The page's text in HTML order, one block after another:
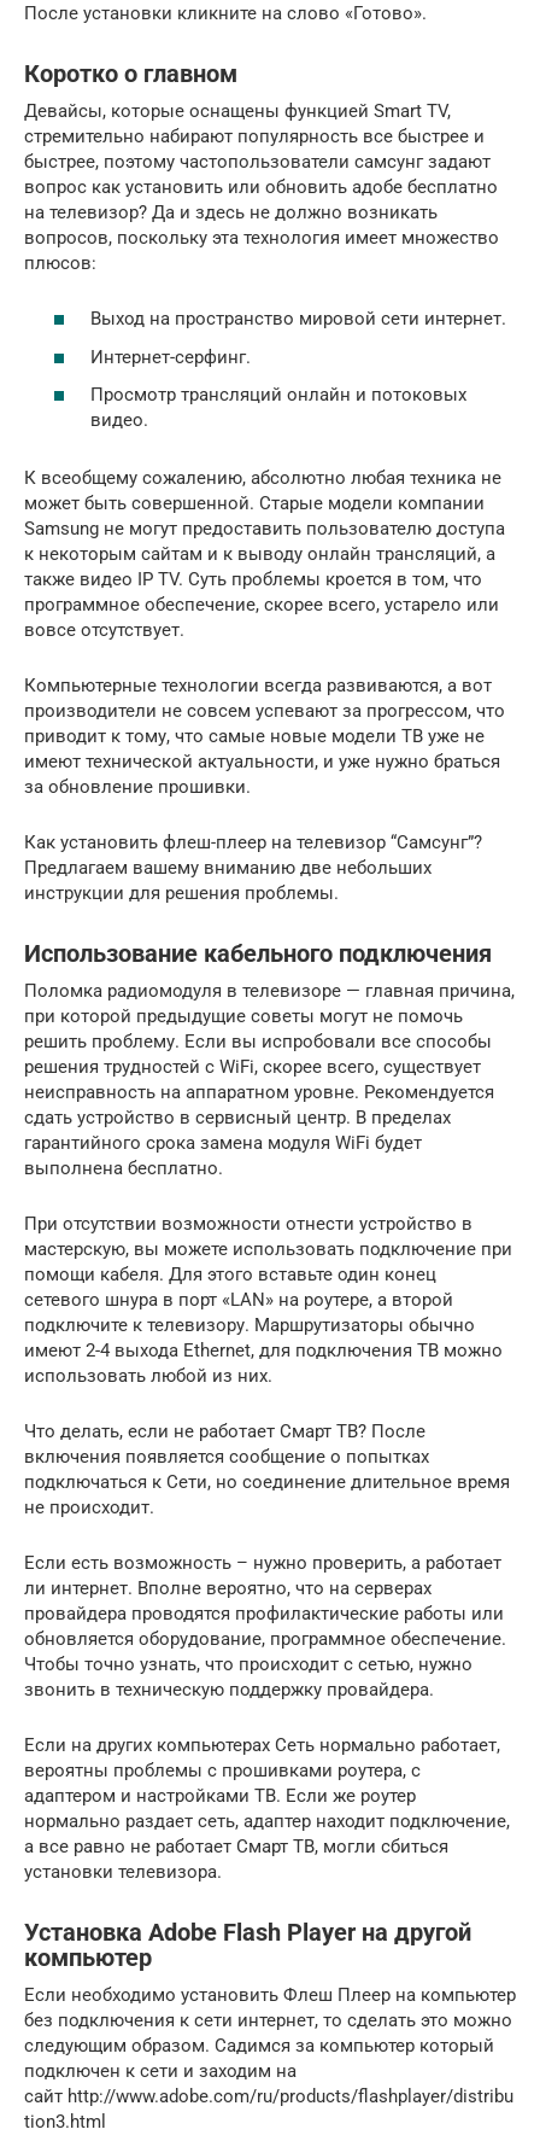
После установки кликните на слово «Готово».
Коротко о главном
Девайсы, которые оснащены функцией Smart TV,
стремительно набирают популярность все быстрее и
быстрее, поэтому частопользователи самсунг задают
вопрос как установить или обновить адобе бесплатно
на телевизор? Да и здесь не должно возникать
вопросов, поскольку эта технология имеет множество
плюсов:
Выход на пространство мировой сети интернет.
Интернет-серфинг.
Просмотр трансляций онлайн и потоковых
видео.
К всеобщему сожалению, абсолютно любая техника не
может быть совершенной. Старые модели компании
Samsung не могут предоставить пользователю доступа
к некоторым сайтам и к выводу онлайн трансляций, а
также видео IP TV. Суть проблемы кроется в том, что
программное обеспечение, скорее всего, устарело или
вовсе отсутствует.
Компьютерные технологии всегда развиваются, а вот
производители не совсем успевают за прогрессом, что
приводит к тому, что самые новые модели ТВ уже не
имеют технической актуальности, и уже нужно браться
за обновление прошивки.
Как установить флеш-плеер на телевизор “Самсунг”?
Предлагаем вашему вниманию две небольших
инструкции для решения проблемы.
Использование кабельного подключения
Поломка радиомодуля в телевизоре — главная причина,
при которой предыдущие советы могут не помочь
решить проблему. Если вы испробовали все способы
решения трудностей с WiFi, скорее всего, существует
неисправность на аппаратном уровне. Рекомендуется
сдать устройство в сервисный центр. В пределах
гарантийного срока замена модуля WiFi будет
выполнена бесплатно.
При отсутствии возможности отнести устройство в
мастерскую, вы можете использовать подключение при
помощи кабеля. Для этого вставьте один конец
сетевого шнура в порт «LAN» на роутере, а второй
подключите к телевизору. Маршрутизаторы обычно
имеют 2-4 выхода Ethernet, для подключения ТВ можно
использовать любой из них.
Что делать, если не работает Смарт ТВ? После
включения появляется сообщение о попытках
подключаться к Сети, но соединение длительное время
не происходит.
Если есть возможность – нужно проверить, а работает
ли интернет. Вполне вероятно, что на серверах
провайдера проводятся профилактические работы или
обновляется оборудование, программное обеспечение.
Чтобы точно узнать, что происходит с сетью, нужно
звонить в техническую поддержку провайдера.
Если на других компьютерах Сеть нормально работает,
вероятны проблемы с прошивками роутера, с
адаптером и настройками ТВ. Если же роутер
нормально раздает сеть, адаптер находит подключение,
а все равно не работает Смарт ТВ, могли сбиться
установки телевизора.
Установка Adobe Flash Player на другой
компьютер
Если необходимо установить Флеш Плеер на компьютер
без подключения к сети интернет, то сделать это можно
следующим образом. Садимся за компьютер который
подключен к сети и заходим на
сайт http://www.adobe.com/ru/products/flashplayer/distribu
tion3.html